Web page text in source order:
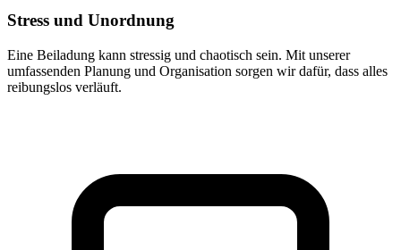
Stress und Unordnung
Eine Beiladung kann stressig und chaotisch sein. Mit unserer
umfassenden Planung und Organisation sorgen wir dafür, dass alles
reibungslos verläuft.